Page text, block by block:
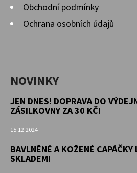
Obchodní podmínky
Ochrana osobních údajů
NOVINKY
JEN DNES! DOPRAVA DO
ZÁSILKOVNY ZA 30 KČ!
15.12.2024
BAVLNĚNÉ A KOŽENÉ
SKLADEM!